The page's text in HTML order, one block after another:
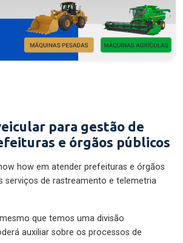
para gestão de
e órgãos públicos
how em atender prefeituras e órgãos
serviços de rastreamento e telemetria
que temos uma divisão
auxiliar sobre os processos de